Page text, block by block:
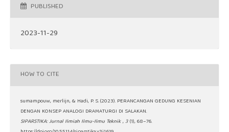
PUBLISHED
2023-11-29
HOW TO CITE
sumampouw, merlijn, & Hadi, P. S. (2023). PERANCANGAN GEDUNG KESENIAN
DENGAN KONSEP ANALOGI DRAMATURGI DI SALAKAN.
SIPARSTIKA: Jurnal Ilmiah Ilmu-Ilmu Teknik ,3 (1), 68–76.